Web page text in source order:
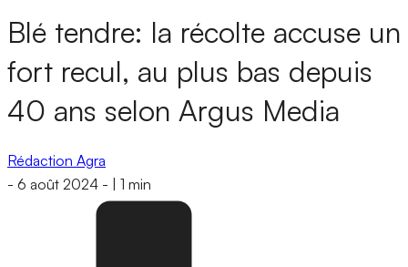
Blé tendre: la récolte accuse un
fort recul, au plus bas depuis
40 ans selon Argus Media
Rédaction Agra
- 6 août 2024 - 1 min